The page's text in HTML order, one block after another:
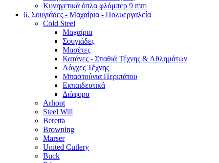
Κυνηγετικά όπλα φλόμπερ 9 mm
6. Σουγιάδες - Μαχαίρια - Πολυεργαλεία
Cold Steel
Μαχαίρια
Σουγιάδες
Μασέτες
Κατάνες - Σπαθιά Τέχνης & Αθλημάτων
Λόγχες Τέχνης
Μπαστούνια Περιπάτου
Εκπαιδευτικά
Διάφορα
Arhont
Steel Will
Beretta
Browning
Marser
United Cutlery
Buck